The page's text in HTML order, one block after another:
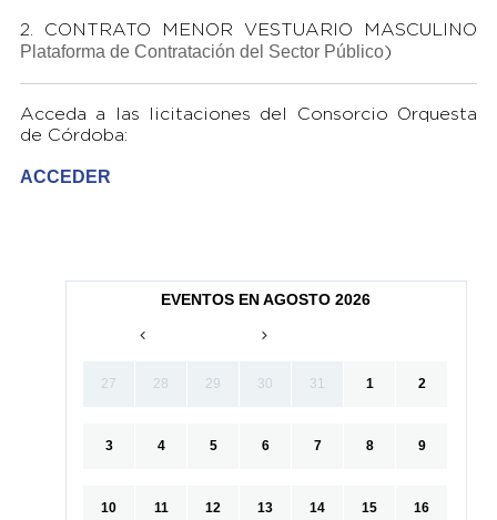
2. CONTRATO MENOR VESTUARIO MASCULINO
Plataforma de Contratación del Sector Público)
Acceda a las licitaciones del Consorcio Orquesta
de Córdoba:
ACCEDER
EVENTOS EN AGOSTO 2026
27 28 29 30 31 1 2
3 4 5 6 7 8 9
10 11 12 13 14 15 16